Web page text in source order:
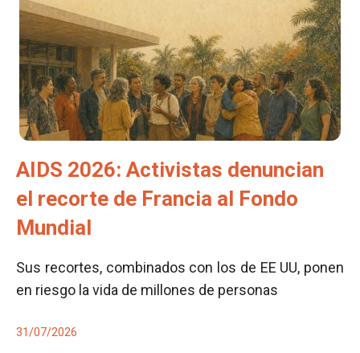
AIDS 2026: Activistas denuncian
el recorte de Francia al Fondo
Mundial
Sus recortes, combinados con los de EE UU, ponen
en riesgo la vida de millones de personas
31/07/2026